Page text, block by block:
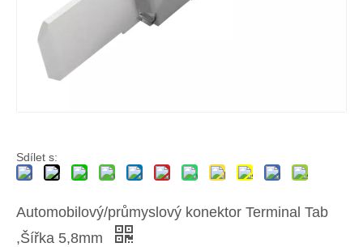
Sdílet s:
Automobilový/průmyslový konektor Terminal Tab
,Šířka 5,8mm